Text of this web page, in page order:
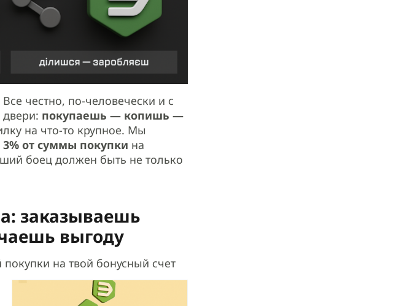
честно, по-человечески и с
покупаешь — копишь —
на что-то крупное. Мы
от суммы покупки на
боец должен быть не только
заказываешь
выгоду
на твой бонусный счет